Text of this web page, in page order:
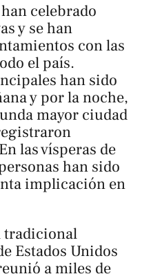
celebrado
y se han
con las
el país.
han sido
y por la noche,
mayor ciudad
las vísperas de
han sido
implicación en
tradicional
Estados Unidos
a miles de